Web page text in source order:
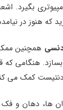
بگیرد.
که هنوز در
همچنین
هنگامی
کمک می
ها، دهان و فک